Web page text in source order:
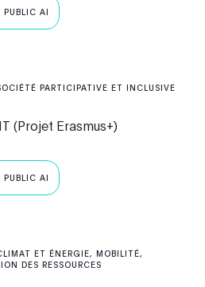
PUBLIC AI
PARTICIPATIVE ET INCLUSIVE
(Projet Erasmus+)
PUBLIC AI
ET ÉNERGIE, MOBILITÉ,
DES RESSOURCES